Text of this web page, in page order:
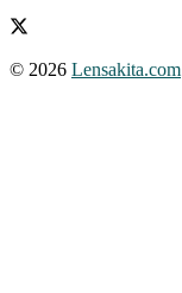
© 2026 Lensakita.com